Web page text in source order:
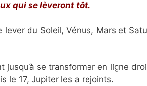
qui se lèveront tôt.
lever du Soleil, Vénus, Mars et
jusqu’à se transformer en ligne
le 17, Jupiter les a rejoints.